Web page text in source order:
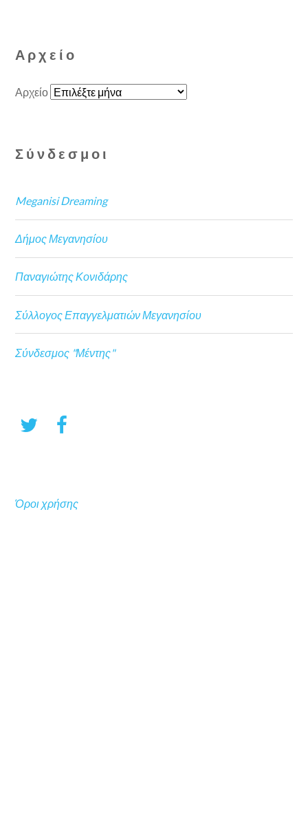
Αρχείο
Αρχείο
Σύνδεσμοι
Meganisi Dreaming
Δήμος Μεγανησίου
Παναγιώτης Κονιδάρης
Σύλλογος Επαγγελματιών Μεγανησίου
Σύνδεσμος "Μέντης"
Όροι χρήσης